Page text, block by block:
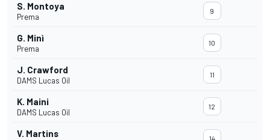
S. Montoya
Prema
9
G. Minì
Prema
10
J. Crawford
DAMS Lucas Oil
11
K. Maini
DAMS Lucas Oil
12
V. Martins 14